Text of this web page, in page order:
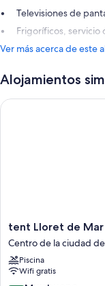
Televisiones de
Frigoríficos, servicio
Ver más acerca de este
Alojamientos
tent
Lloret
de
Mar
Centro
tent Lloret de Mar
Centro de la ciudad
Piscina
Wifi gratis
tent Lloret de Mar